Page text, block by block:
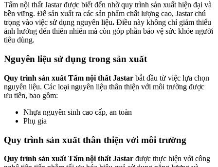
Tấm nội thất Jastar được biết đến nhờ quy trình sản xuất hiện đại và
bền vững. Để sản xuất ra các sản phẩm chất lượng cao, Jastar chú
trọng vào việc sử dụng nguyên liệu. Điều này không chỉ giảm thiểu
ảnh hưởng đến thiên nhiên mà còn góp phần bảo vệ sức khỏe người
tiêu dùng.
Nguyên liệu sử dụng trong sản xuất
Quy trình sản xuất Tấm nội thất Jastar bắt đầu từ việc lựa chọn
nguyên liệu. Các loại nguyên liệu thân thiện với môi trường được
ưu tiên, bao gồm:
Nhựa nguyên sinh cao cấp, an toàn
Phụ gia
Quy trình sản xuất thân thiện với môi trường
Quy trình sản xuất Tấm nội thất Jastar được thực hiện với công